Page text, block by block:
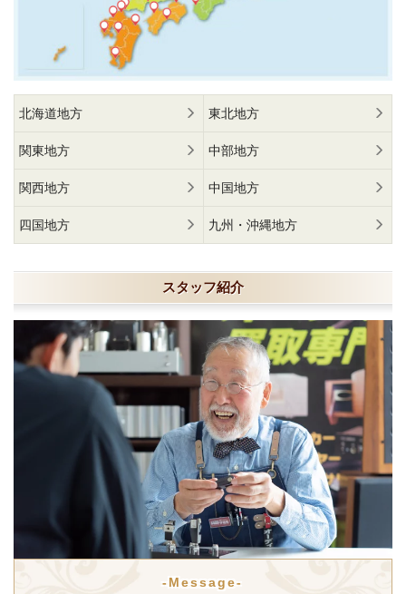
北海道地方 東北地方
関東地方 中部地方
関西地方 中国地方
四国地方 九州・沖縄地方
スタッフ紹介
-Message-